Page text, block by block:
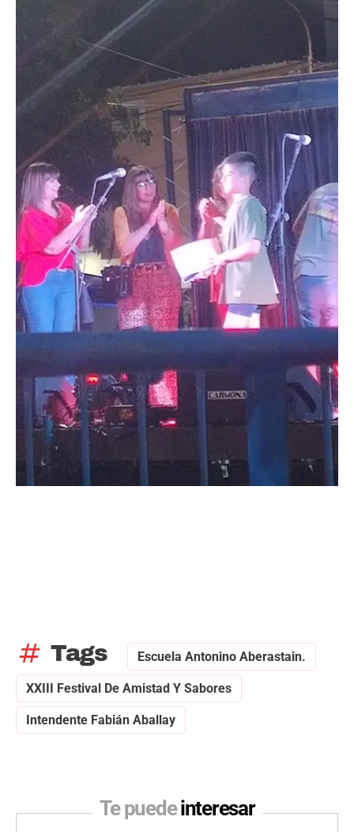
tag Tags Escuela Antonino Aberastain.
XXIII Festival De Amistad Y Sabores
Intendente Fabián Aballay
Te puedeinteresar